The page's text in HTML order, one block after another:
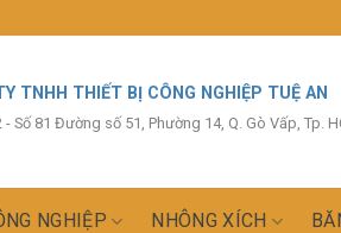
TNHH THIẾT BỊ CÔNG NGHIỆP TUỆ AN
- Số 81 Đường số 51, Phường 14, Q. Gò Vấp, Tp.
NGHIỆP NHÔNG XÍCH